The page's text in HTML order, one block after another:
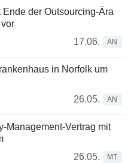
der Outsourcing-Ära
17.06.
AN
in Norfolk um
26.05.
AN
Management-Vertrag mit
26.05.
MT